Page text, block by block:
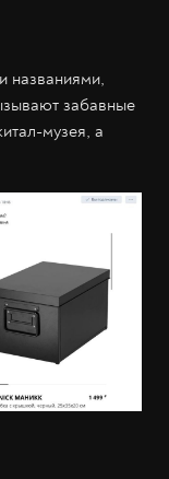
названиями,
забавные
музея, а